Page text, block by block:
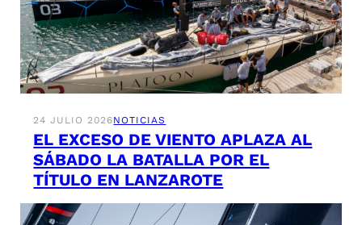
24 JULIO 2026NOTICIAS
EL EXCESO DE VIENTO APLAZA AL
SÁBADO LA BATALLA POR EL
TÍTULO EN LANZAROTE